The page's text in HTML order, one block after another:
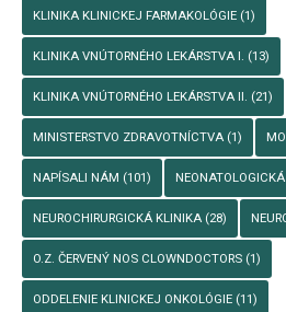
KLINIKA KLINICKEJ FARMAKOLÓGIE (1)
KLINIKA VNÚTORNÉHO LEKÁRSTVA I. (13)
KLINIKA VNÚTORNÉHO LEKÁRSTVA II. (21)
MINISTERSTVO ZDRAVOTNÍCTVA (1)
NAPÍSALI NÁM (101)
NEUROCHIRURGICKÁ KLINIKA (28)
O.Z. ČERVENÝ NOS CLOWNDOCTORS (1)
ODDELENIE KLINICKEJ ONKOLÓGIE (11)